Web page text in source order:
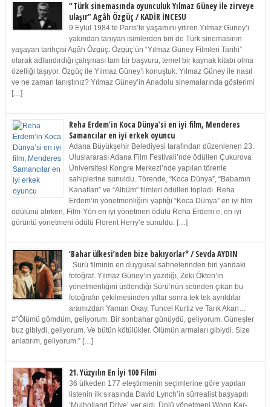
“Türk sinemasında oyunculuk Yılmaz Güney ile zirveye
ulaşır” Agâh Özgüç / KADİR İNCESU
9 Eylül 1984’te Paris’te yaşamını yitiren Yılmaz Güney’i
yakından tanıyan isimlerden biri de Türk sinemasının
yaşayan tarihçisi Agâh Özgüç. Özgüç’ün “Yılmaz Güney Filmleri Tarihi”
olarak adlandırdığı çalışması tam bir başvuru, temel bir kaynak kitabı olma
özelliği taşıyor. Özgüç ile Yılmaz Güney’i konuştuk. Yılmaz Güney ile nasıl
ve ne zaman tanıştınız? Yılmaz Güney’in Anadolu sinemalarında gösterimi
[…]
Reha Erdem’in Koca Dünya’si en iyi film, Menderes
Samancılar en iyi erkek oyuncu
Adana Büyükşehir Belediyesi tarafından düzenlenen 23.
Uluslararası Adana Film Festivali’nde ödüllen Çukurova
Üniversitesi Kongre Merkezi’nde yapılan törenle
sahiplerine sunuldu. Törende, “Koca Dünya”, “Babamın
Kanatları” ve “Albüm” filmleri ödülleri topladı. Reha
Erdem’in yönetmenliğini yaptığı “Koca Dünya” en iyi film
ödülünü alırken, Film-Yön en iyi yönetmen ödülü Reha Erdem’e, en iyi
görüntü yönetmeni ödülü Florent Herry’e sunuldu. […]
‘Bahar ülkesi’nden bize bakıyorlar* / Sevda AYDIN
Sürü filminin en duygusal sahnelerinden biri yandaki
fotoğraf. Yılmaz Güney’in yazdığı, Zeki Ökten’in
yönetmenliğini üstlendiği Sürü’nün setinden çıkan bu
fotoğrafın çekilmesinden yıllar sonra tek tek ayrıldılar
aramızdan Yaman Okay, Tuncel Kurtiz ve Tarık Akan…
#”Ölümü gömdüm, geliyorum. Bir sonbahar günüydü, geliyorum. Güneşler
buz gibiydi, geliyorum. Ve bütün kötülükler. Ölümün armaları gibiydi. Size
anlatırım, geliyorum.” […]
21. Yüzyılın En İyi 100 Filmi
36 ülkeden 177 eleştirmenin seçimlerine göre yapılan
listenin ilk sırasında David Lynch’in sürrealist başyapıtı
‘Mulholland Drive’ yer aldı. Ünlü yönetmeni Wong Kar-